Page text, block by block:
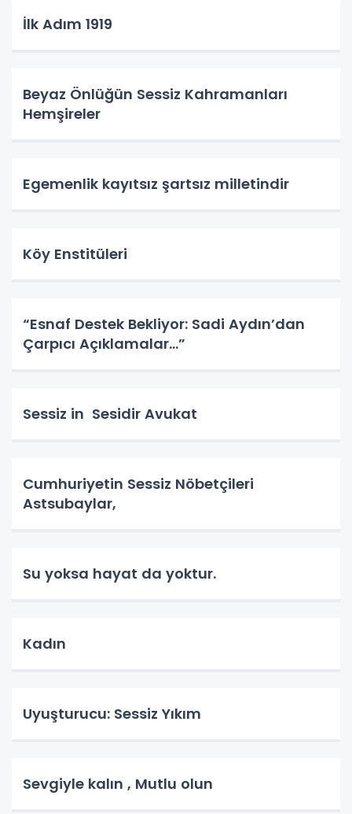
İlk Adım 1919
Beyaz Önlüğün Sessiz Kahramanları
Hemşireler
Egemenlik kayıtsız şartsız milletindir
Köy Enstitüleri
“Esnaf Destek Bekliyor: Sadi Aydın’dan
Çarpıcı Açıklamalar…”
Sessiz in Sesidir Avukat
Cumhuriyetin Sessiz Nöbetçileri
Astsubaylar,
Su yoksa hayat da yoktur.
Kadın
Uyuşturucu: Sessiz Yıkım
Sevgiyle kalın , Mutlu olun